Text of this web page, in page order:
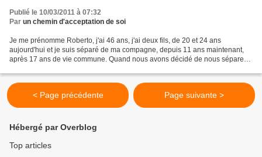
Publié le 10/03/2011 à 07:32
Par un chemin d'acceptation de soi
Je me prénomme Roberto, j'ai 46 ans, j'ai deux fils, de 20 et 24 ans
aujourd'hui et je suis séparé de ma compagne, depuis 11 ans maintenant,
après 17 ans de vie commune. Quand nous avons décidé de nous séparer
< Page précédente Page suivante >
Hébergé par Overblog
Top articles